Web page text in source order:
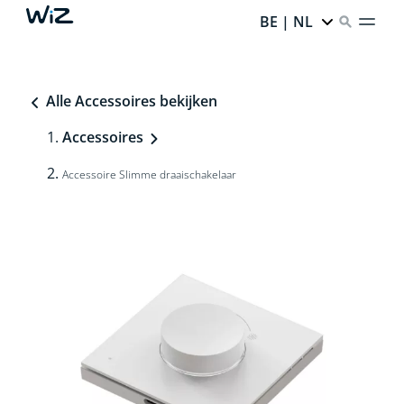
BE | NL
Alle Accessoires bekijken
Accessoires
Accessoire Slimme draaischakelaar